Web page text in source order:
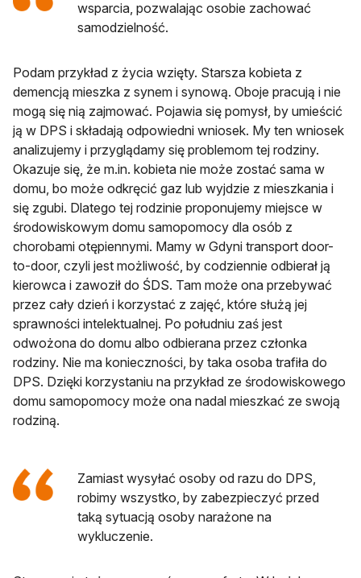
wsparcia, pozwalając osobie zachować
samodzielność.
Podam przykład z życia wzięty. Starsza kobieta z
demencją mieszka z synem i synową. Oboje pracują i nie
mogą się nią zajmować. Pojawia się pomysł, by umieścić
ją w DPS i składają odpowiedni wniosek. My ten wniosek
analizujemy i przyglądamy się problemom tej rodziny.
Okazuje się, że m.in. kobieta nie może zostać sama w
domu, bo może odkręcić gaz lub wyjdzie z mieszkania i
się zgubi. Dlatego tej rodzinie proponujemy miejsce w
środowiskowym domu samopomocy dla osób z
chorobami otępiennymi. Mamy w Gdyni transport door-
to-door, czyli jest możliwość, by codziennie odbierał ją
kierowca i zawoził do ŚDS. Tam może ona przebywać
przez cały dzień i korzystać z zajęć, które służą jej
sprawności intelektualnej. Po południu zaś jest
odwożona do domu albo odbierana przez członka
rodziny. Nie ma konieczności, by taka osoba trafiła do
DPS. Dzięki korzystaniu na przykład ze środowiskowego
domu samopomocy może ona nadal mieszkać ze swoją
rodziną.
Zamiast wysyłać osoby od razu do DPS,
robimy wszystko, by zabezpieczyć przed
taką sytuacją osoby narażone na
wykluczenie.